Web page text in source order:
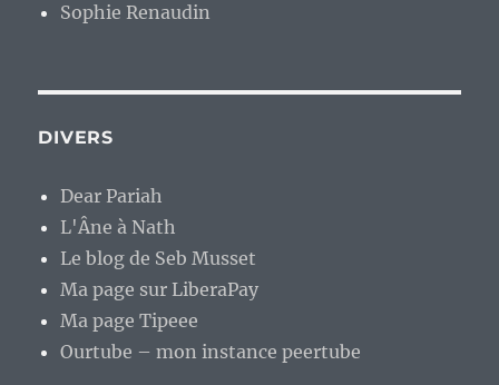
Sophie Renaudin
DIVERS
Dear Pariah
L'Âne à Nath
Le blog de Seb Musset
Ma page sur LiberaPay
Ma page Tipeee
Ourtube – mon instance peertube